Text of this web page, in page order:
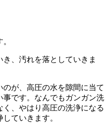
、汚れを落としていきま
が、高圧の水を隙間に当て
です。なんでもガンガン洗
、やはり高圧の洗浄になる
ていきます。